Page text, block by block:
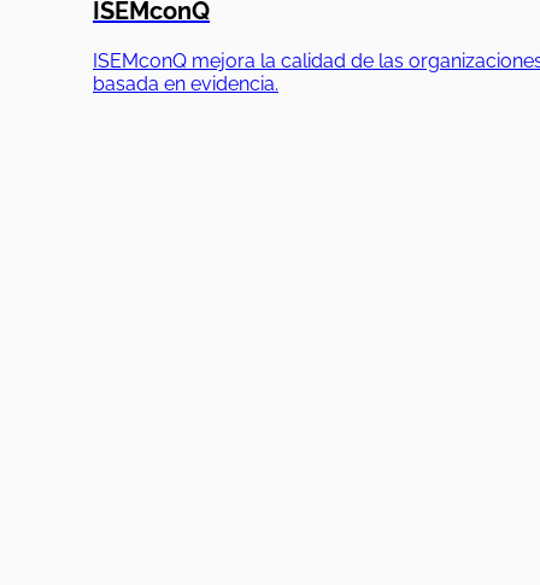
ISEMconQ
ISEMconQ mejora la calidad de las
basada en evidencia.